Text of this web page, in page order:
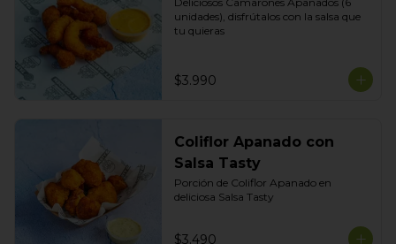
unidades), disfrútalos con la salsa que
tu quieras
$3.990
Coliflor Apanado con
Salsa Tasty
Porción de Coliflor Apanado en
deliciosa Salsa Tasty
$3.490